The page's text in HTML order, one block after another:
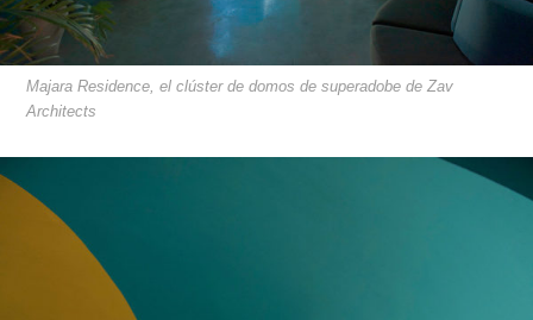
Majara Residence, el clúster de domos de superadobe de Zav
Architects